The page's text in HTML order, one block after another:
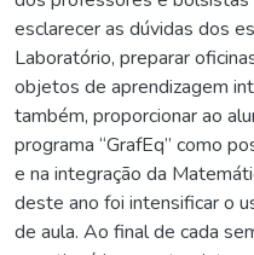
esclarecer as dúvidas dos
Laboratório, preparar
objetos de aprendizagem
também, proporcionar ao
programa “GrafEq” como
e na integração da
deste ano foi intensificar o
de aula. Ao final de cada